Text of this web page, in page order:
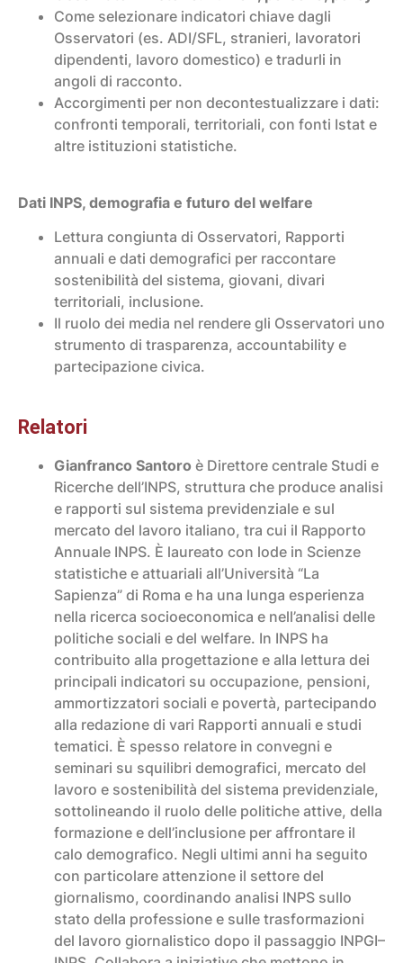
Come selezionare indicatori chiave dagli
Osservatori (es. ADI/SFL, stranieri, lavoratori
dipendenti, lavoro domestico) e tradurli in
angoli di racconto.​
Accorgimenti per non decontestualizzare i dati:
confronti temporali, territoriali, con fonti Istat e
altre istituzioni statistiche.
Dati INPS, demografia e futuro del welfare
Lettura congiunta di Osservatori, Rapporti
annuali e dati demografici per raccontare
sostenibilità del sistema, giovani, divari
territoriali, inclusione.
Il ruolo dei media nel rendere gli Osservatori uno
strumento di trasparenza, accountability e
partecipazione civica.
Relatori
Gianfranco Santoro è Direttore centrale Studi e
Ricerche dell’INPS, struttura che produce analisi
e rapporti sul sistema previdenziale e sul
mercato del lavoro italiano, tra cui il Rapporto
Annuale INPS. È laureato con lode in Scienze
statistiche e attuariali all’Università “La
Sapienza” di Roma e ha una lunga esperienza
nella ricerca socioeconomica e nell’analisi delle
politiche sociali e del welfare. In INPS ha
contribuito alla progettazione e alla lettura dei
principali indicatori su occupazione, pensioni,
ammortizzatori sociali e povertà, partecipando
alla redazione di vari Rapporti annuali e studi
tematici. È spesso relatore in convegni e
seminari su squilibri demografici, mercato del
lavoro e sostenibilità del sistema previdenziale,
sottolineando il ruolo delle politiche attive, della
formazione e dell’inclusione per affrontare il
calo demografico. Negli ultimi anni ha seguito
con particolare attenzione il settore del
giornalismo, coordinando analisi INPS sullo
stato della professione e sulle trasformazioni
del lavoro giornalistico dopo il passaggio INPGI–